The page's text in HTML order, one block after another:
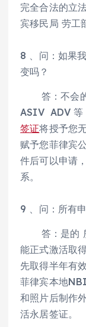
完全合法的立
宾移民局 劳工
8 、问：如果
变吗？
答：不会的
ASIV ADV 等
签证将授予您
赋予您菲律宾
件后可以申请
系。
9 、问：所有
答：是的 所
能正式激活取
先取得半年有
菲律宾本地
和照片后制作
活永居签证。